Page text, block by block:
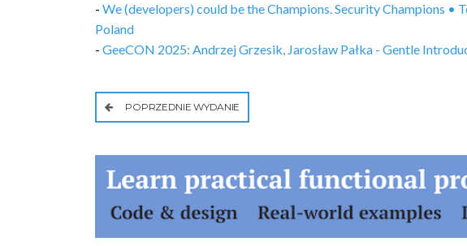
- We (developers) could be the Champions. Security Champions •
Poland
- GeeCON 2025: Andrzej Grzesik, Jarosław Pałka - Gentle
POPRZEDNIE WYDANIE